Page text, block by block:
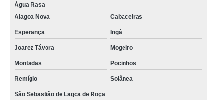
Água Rasa
Alagoa Nova
Cabaceiras
Esperança Ingá
Joarez Távora Mogeiro
Montadas Pocinhos
Remígio Solânea
São Sebastião de Lagoa de Roça